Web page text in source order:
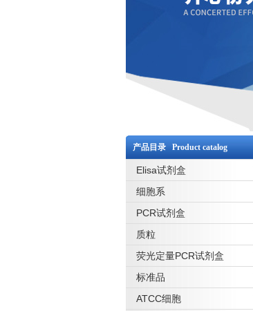
产品目录 Product catalog
Elisa试剂盒
细胞系
PCR试剂盒
质粒
荧光定量PCR试剂盒
标准品
ATCC细胞